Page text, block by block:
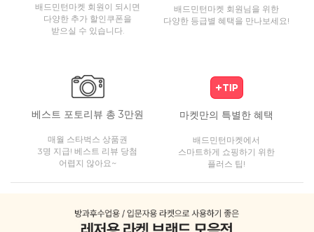
배드민턴마켓 회원이 되시면
다양한 추가 할인쿠폰을
받으실 수 있습니다.
배드민턴마켓 회원님을 위한
다양한 등급별 혜택을 만나보세요!
베스트 포토리뷰 총 3만원
매월 스타벅스 상품권
3명 지급! 베스트 리뷰 당첨
어렵지 않아요~
마켓만의 특별한 혜택
배드민턴마켓에서
스마트하게 쇼핑하기 위한
플러스 팁!